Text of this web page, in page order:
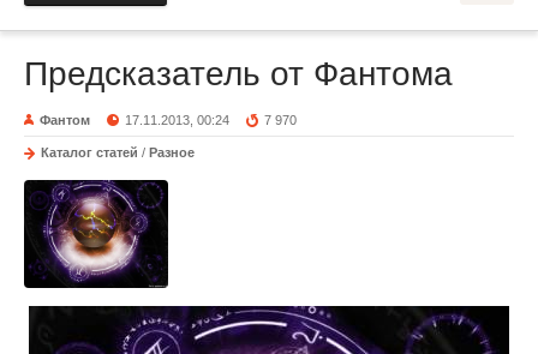
Предсказатель от Фантома
Фантом 17.11.2013, 00:24 7 970
Каталог статей / Разное